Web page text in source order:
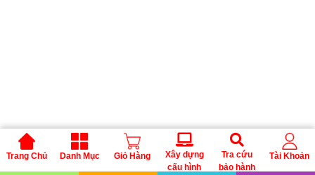
Trang Chủ Danh Mục Giỏ Hàng
Xây dựng
cấu hình
Tra cứu
bảo hành
Tài Khoản